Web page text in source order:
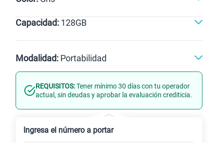
Capacidad: 128GB
128GB
Modalidad: Portabilidad
Línea Nueva Portabilidad
REQUISITOS:Tener mínimo 30 días con tu operador
actual, sin deudas y aprobar la evaluación crediticia.
Ingresa el número a portar